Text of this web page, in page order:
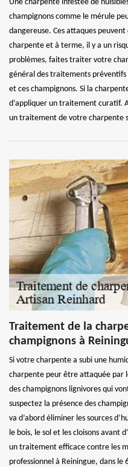
Une charpente infestée de
champignons comme le mérule
dangereuse. Ces attaques
charpente et à terme, il y a un
problèmes, faites traiter votre
général des traitements préventifs
et ces champignons. Si la
d’appliquer un traitement curatif.
un traitement de votre charpente
Traitement de la
champignons à
Si votre charpente a subi une
charpente peur être attaquée par
des champignons lignivores qui
suspectez la présence des
va d’abord éliminer les sources
le bois, le sol et les cloisons avant
un traitement efficace contre les
professionnel à Reiningue, dans le